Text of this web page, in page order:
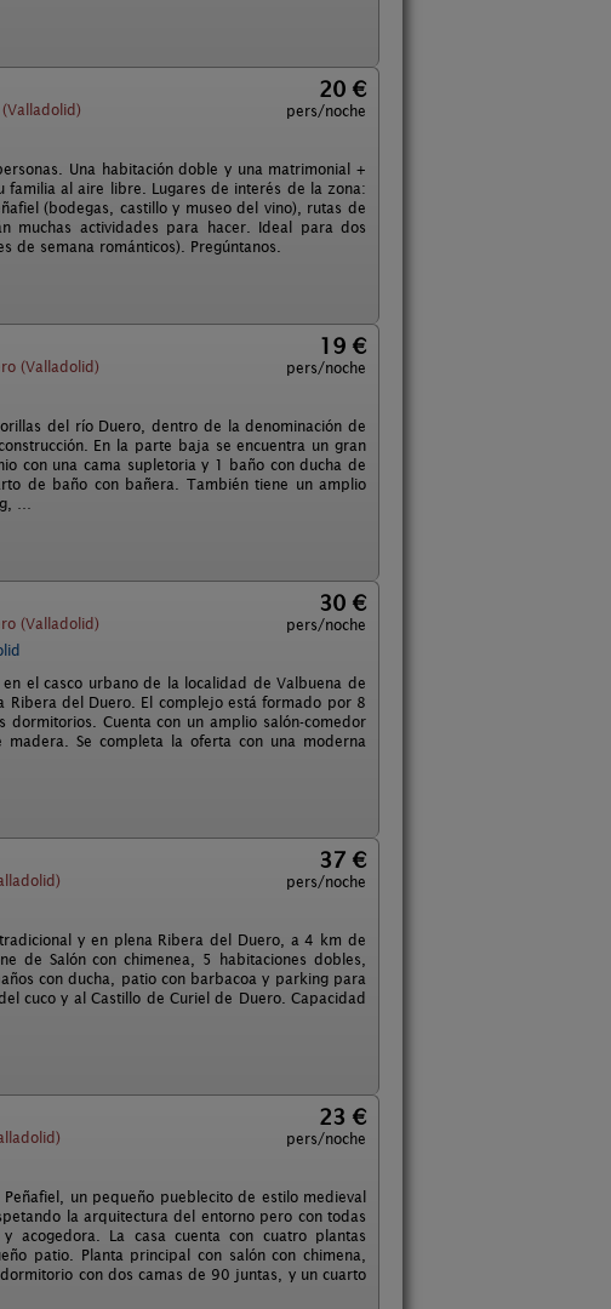
20 €
pers/noche
Una habitación doble y una matrimonial +
al aire libre. Lugares de interés de la zona:
(bodegas, castillo y museo del vino), rutas de
muchas actividades para hacer. Ideal para dos
de semana románticos). Pregúntanos.
(Valladolid)
19 €
pers/noche
del río Duero, dentro de la denominación de
En la parte baja se encuentra un gran
con una cama supletoria y 1 baño con ducha de
de baño con bañera. También tiene un amplio
…
(Valladolid)
30 €
pers/noche
el casco urbano de la localidad de Valbuena de
Ribera del Duero. El complejo está formado por 8
Cuenta con un amplio salón-comedor
Se completa la oferta con una moderna
37 €
pers/noche
y en plena Ribera del Duero, a 4 km de
de Salón con chimenea, 5 habitaciones dobles,
con ducha, patio con barbacoa y parking para
cuco y al Castillo de Curiel de Duero. Capacidad
23 €
pers/noche
un pequeño pueblecito de estilo medieval
la arquitectura del entorno pero con todas
acogedora. La casa cuenta con cuatro plantas
patio. Planta principal con salón con chimena,
con dos camas de 90 juntas, y un cuarto